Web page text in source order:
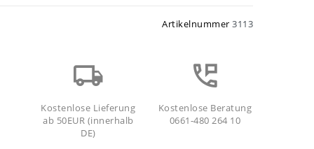
Artikelnummer 3113
Kostenlose Lieferung
ab 50EUR (innerhalb
DE)
Kostenlose Beratung
0661-480 264 10